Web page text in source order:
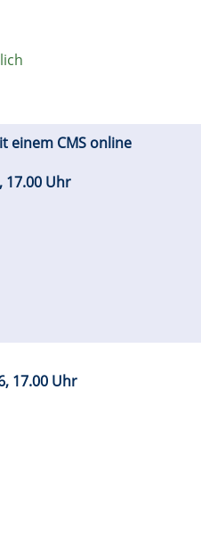
einem CMS online
17.00 Uhr
17.00 Uhr